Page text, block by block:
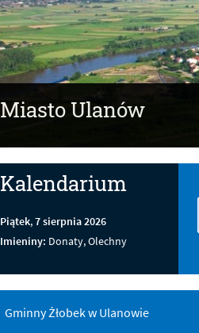
Miasto Ulanów
Kalendarium
Piątek,7sierpnia2026
Imieniny: Donaty, Olechny
Gminny Żłobek w Ulanowie